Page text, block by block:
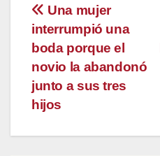
Navegación
de
entradas
Una mujer
interrumpió una
boda porque el
novio la abandonó
junto a sus tres
hijos